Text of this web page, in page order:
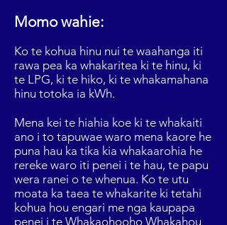
Momo wahie:
Ko te kohua hinu nui te waahanga iti
rawa pea ka whakaritea ki te hinu, ki
te LPG, ki te hiko, ki te whakamahana
hinu totoka ia kWh.
Mena kei te hiahia koe ki te whakaiti
ano i to tapuwae waro mena kaore he
puna hau ka tika kia whakaarohia he
rereke waro iti penei i te hau, te papu
wera ranei o te whenua. Ko te utu
moata ka taea te whakarite ki tetahi
kohua hou engari me nga kaupapa
penei i te Whakaohooho Whakahou